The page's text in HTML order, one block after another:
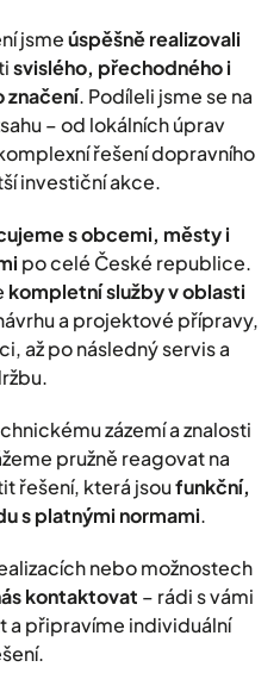
jsmeúspěšně realizovali
svislého, přechodného i
značení. Podíleli jsme se na
– od lokálních úprav
řešení dopravního
investiční akce.
s obcemi, městy i
po celé České republice.
kompletní služby v oblasti
a projektové přípravy,
až po následný servis a
zázemí a znalosti
pružně reagovat na
řešení, která jsoufunkční,
s platnými normami.
nebo možnostech
kontaktovat – rádi s vámi
připravíme individuální